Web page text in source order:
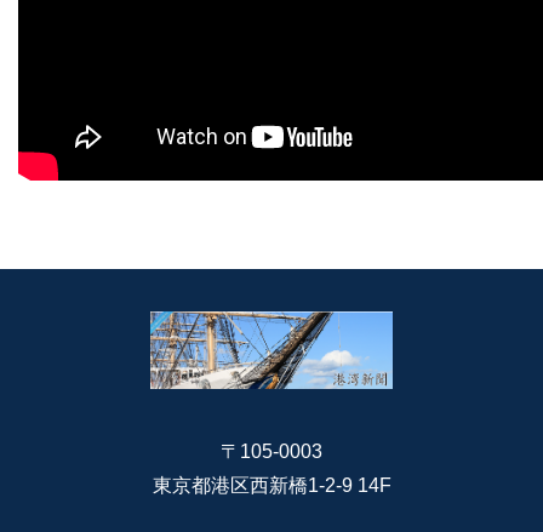
〒105-0003
東京都港区西新橋1-2-9 14F